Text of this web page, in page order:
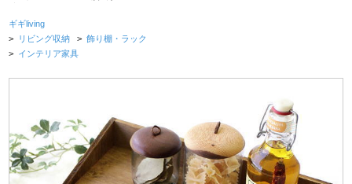
ギギliving
> リビング収納 > 飾り棚・ラック
> インテリア家具